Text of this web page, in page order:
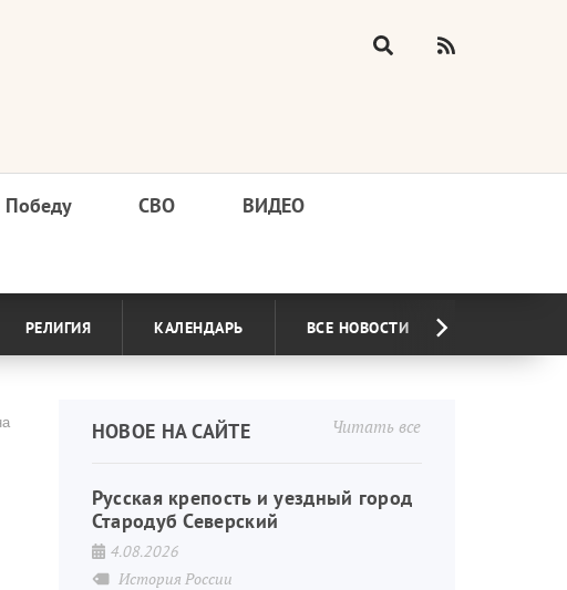
СВО ВИДЕО
РЕЛИГИЯ КАЛЕНДАРЬ ВСЕ НОВОСТИ
Читать все
НОВОЕ НА САЙТЕ
Русская крепость и уездный город
Стародуб Северский
4.08.2026
История России